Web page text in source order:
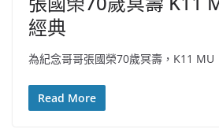
經典
為紀念哥哥張國榮70歲冥壽，K11 MU
Read More